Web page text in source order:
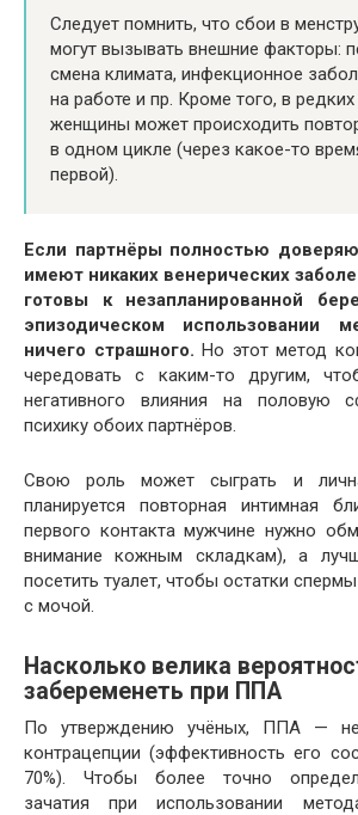
Следует помнить, что сбои в
могут вызывать внешние факторы:
смена климата, инфекционное
на работе и пр. Кроме того, в редких
женщины может происходить
в одном цикле (через какое-то
первой).
Если партнёры полностью
имеют никаких венерических
готовы к незапланированной
эпизодическом использовании
ничего страшного. Но этот метод
чередовать с каким-то другим,
негативного влияния на половую
психику обоих партнёров.
Свою роль может сыграть и
планируется повторная интимная
первого контакта мужчине нужно
внимание кожным складкам), а
посетить туалет, чтобы остатки
с мочой.
Насколько велика
забеременеть при ППА
По утверждению учёных, ППА —
контрацепции (эффективность его
70%). Чтобы более точно
зачатия при использовании